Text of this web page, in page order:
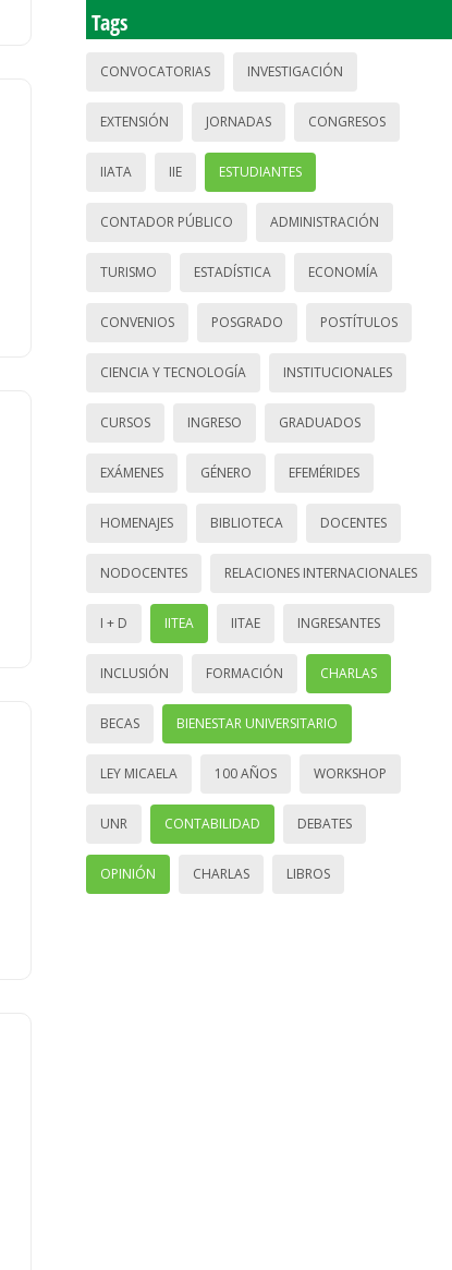
Tags
CONVOCATORIAS INVESTIGACIÓN
EXTENSIÓN JORNADAS CONGRESOS
IIATA IIE ESTUDIANTES
CONTADOR PÚBLICO ADMINISTRACIÓN
TURISMO ESTADÍSTICA ECONOMÍA
CONVENIOS POSGRADO POSTÍTULOS
CIENCIA Y TECNOLOGÍA INSTITUCIONALES
CURSOS INGRESO GRADUADOS
EXÁMENES GÉNERO EFEMÉRIDES
HOMENAJES BIBLIOTECA DOCENTES
NODOCENTES RELACIONES INTERNACIONALES
I + D IITEA IITAE INGRESANTES
INCLUSIÓN FORMACIÓN CHARLAS
BECAS BIENESTAR UNIVERSITARIO
LEY MICAELA 100 AÑOS WORKSHOP
UNR CONTABILIDAD DEBATES
OPINIÓN CHARLAS LIBROS